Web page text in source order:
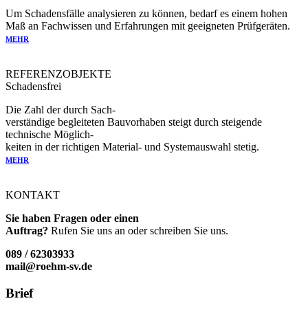
Um Schadensfälle analysieren zu können, bedarf es einem hohen
Maß an Fachwissen und Erfahrungen mit geeigneten Prüfgeräten.
MEHR
REFERENZOBJEKTE
Schadensfrei
Die Zahl der durch Sach-
verständige begleiteten Bauvorhaben steigt durch steigende
technische Möglich-
keiten in der richtigen Material- und Systemauswahl stetig.
MEHR
KONTAKT
Sie haben Fragen oder einen
Auftrag? Rufen Sie uns an oder schreiben Sie uns.
089 / 62303933
mail@roehm-sv.de
Brief